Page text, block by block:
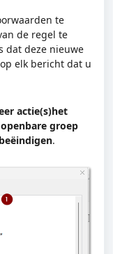
te
de regel te
dat deze nieuwe
elk bericht dat u
actie(s)het
groep
.